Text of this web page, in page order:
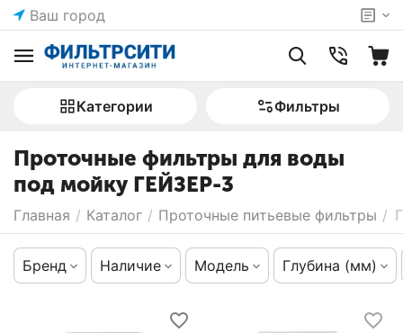
Ваш город
Категории Фильтры
Проточные фильтры для воды
под мойку ГЕЙЗЕР-3
Главная / Каталог / Проточные питьевые фильтры /
Бренд Наличие Модель Глубина (мм)